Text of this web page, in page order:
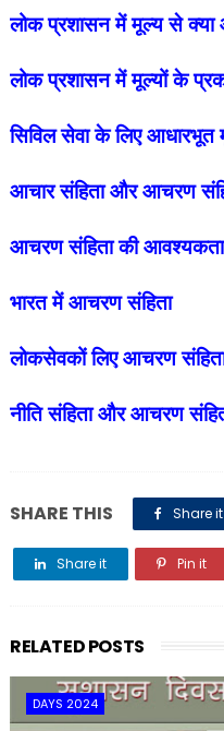
लोक प्रशासन में मूल्य से
लोक प्रशासन में मूल्यों के
सिविल सेवा के लिए आधारभूत
आचार संहिता और आचरण
आचरण संहिता की आवश्यकता
भारत में आचरण संहिता
लोकसेवकों लिए आचरण
नीति संहिता और आचरण
SHARE THIS Share it
Share it Pin it
RELATED POSTS
DAYS 2024